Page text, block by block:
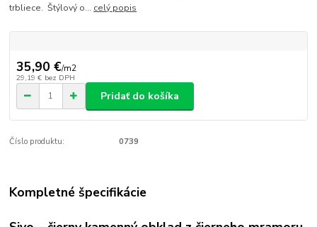
trbliece. Štýlový o... celý popis
35,90 €/m2
29,19 € bez DPH
Pridať do košíka
Číslo produktu: 0739
Kompletné špecifikácie